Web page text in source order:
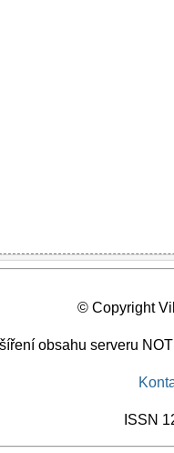
© Copyright
obsahu serveru
ISSN